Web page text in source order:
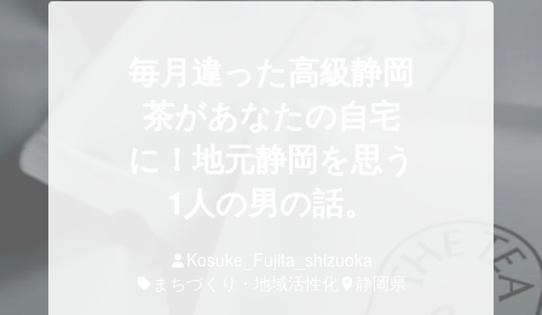
ゲーム・
書籍・雑誌
茶があなたの自宅
に！地元静岡を思う
1人の男の話。
Kosuke_Fujita_shizuoka
まちづくり・地域活性化
静岡県